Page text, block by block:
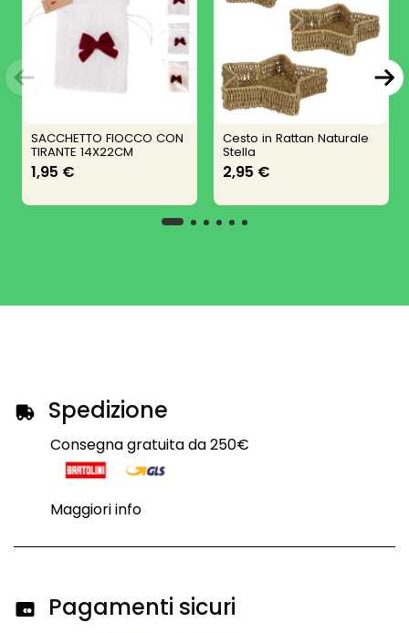
SACCHETTO FIOCCO CON
TIRANTE 14X22CM
1,95 €
Cesto in Rattan Naturale
Stella
2,95 €
Spedizione
Consegna gratuita da 250€
Maggiori info
Pagamenti sicuri